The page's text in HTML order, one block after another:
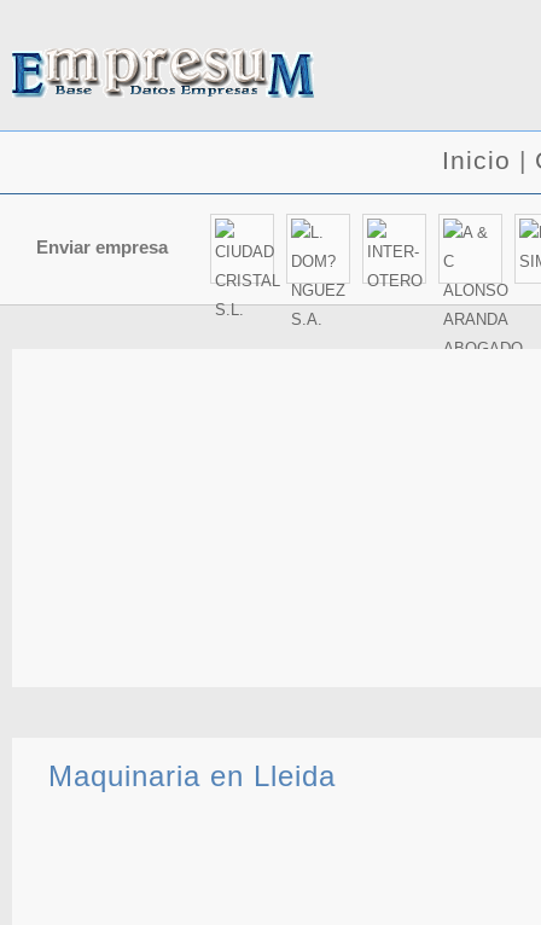
Inicio |
Enviar empresa
Maquinaria en Lleida